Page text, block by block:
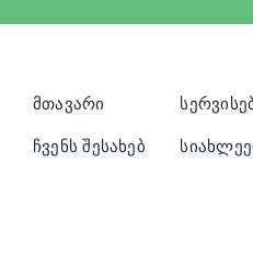
მთავარი
ჩვენს შესახებ